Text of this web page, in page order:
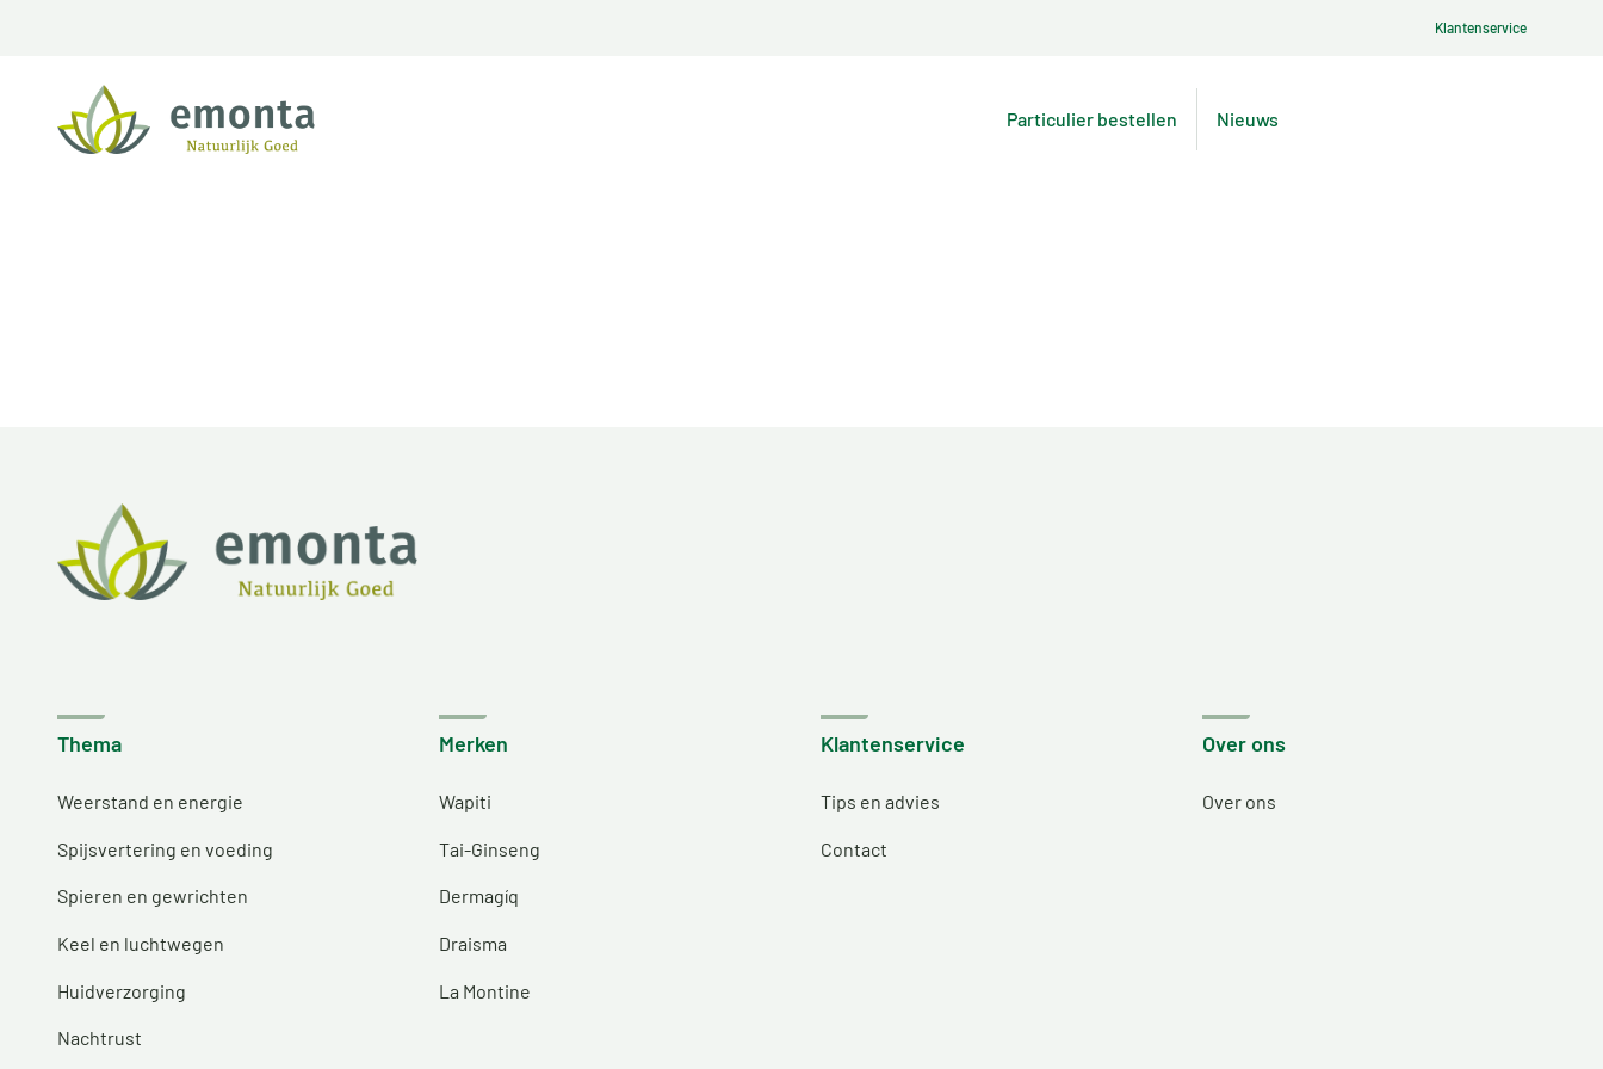
Klantenservice
Particulier bestellen Nieuws
Thema
Weerstand en energie
Spijsvertering en voeding
Spieren en gewrichten
Keel en luchtwegen
Huidverzorging
Nachtrust
Merken
Wapiti
Tai-Ginseng
Dermagíq
Draisma
La Montine
Klantenservice
Tips en advies
Contact
Over ons
Over ons